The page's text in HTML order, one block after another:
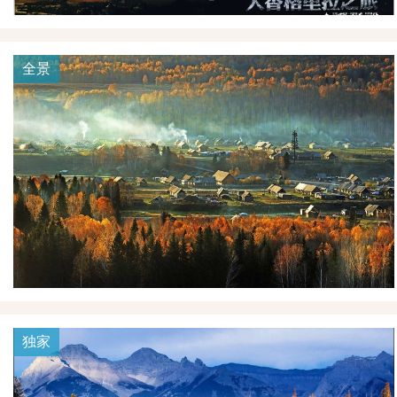
全景
独家